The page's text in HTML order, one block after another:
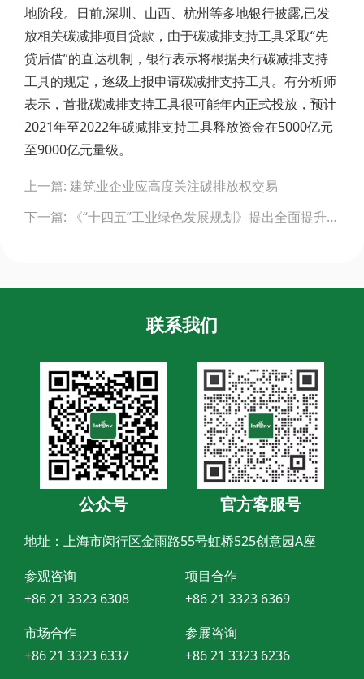
地阶段。日前,深圳、山西、杭州等多地银行披露,已发
放相关碳减排项目贷款，由于碳减排支持工具采取“先
贷后借”的直达机制，银行表示将根据央行碳减排支持
工具的规定，逐级上报申请碳减排支持工具。有分析师
表示，首批碳减排支持工具很可能年内正式投放，预计
2021年至2022年碳减排支持工具释放资金在5000亿元
至9000亿元量级。
navigation
上一篇: 建筑业企业应高度关注碳排放权交易
下一篇: 《“十四五”工业绿色发展规划》提出全面提升绿色制造水平
联系我们
公众号 官方客服号
地址：上海市闵行区金雨路55号虹桥525创意园A座
参观咨询
+86 21 3323 6308
项目合作
+86 21 3323 6369
市场合作
+86 21 3323 6337
参展咨询
+86 21 3323 6236